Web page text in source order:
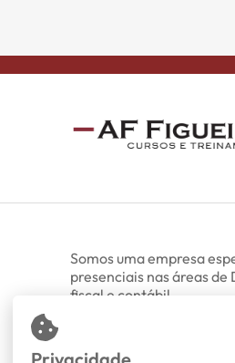
Somos uma empresa
presenciais nas áreas
fiscal e contábil.